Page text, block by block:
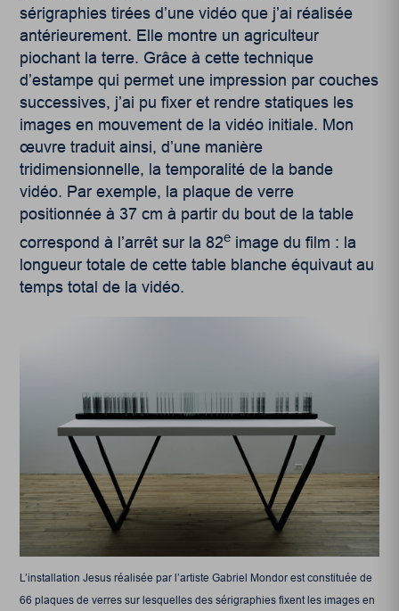
sérigraphies tirées d’une vidéo que j’ai réalisée
antérieurement. Elle montre un agriculteur
piochant la terre. Grâce à cette technique
d’estampe qui permet une impression par couches
successives, j’ai pu fixer et rendre statiques les
images en mouvement de la vidéo initiale. Mon
œuvre traduit ainsi, d’une manière
tridimensionnelle, la temporalité de la bande
vidéo. Par exemple, la plaque de verre
positionnée à 37 cm à partir du bout de la table
correspond à l’arrêt sur la 82e image du film : la
longueur totale de cette table blanche équivaut au
temps total de la vidéo.
L’installation Jesus réalisée par l’artiste Gabriel Mondor est constituée de
66 plaques de verres sur lesquelles des sérigraphies fixent les images en